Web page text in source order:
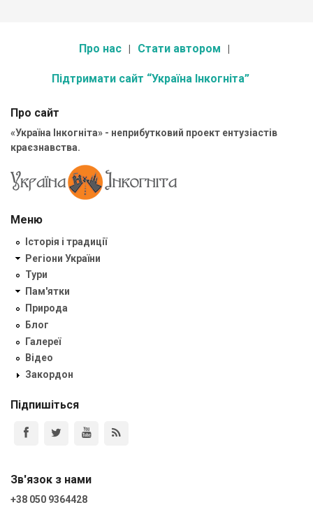
Про нас Стати автором
Підтримати сайт “Україна Інкогніта”
Про сайт
«Україна Інкогніта» - неприбутковий проект ентузіастів
краєзнавства.
Меню
Історія і традиції
Регіони України
Тури
Пам'ятки
Природа
Блог
Галереї
Відео
Закордон
Підпишіться
Зв'язок з нами
+38 050 9364428